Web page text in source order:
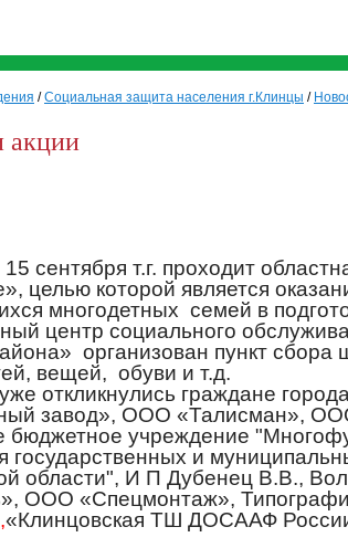
/Социальная защита населения г.Клинцы /
акции
сентября т.г. проходит
целью которой является
многодетных семей в
центр социального
организован пункт
вещей, обуви и т.д.
откликнулись граждане
завод», ООО «Талисман»,
бюджетное учреждение
государственных и
области", И П Дубенец В.В.,
ООО «Спецмонтаж»,
,«Клинцовская ТШ ДОСААФ